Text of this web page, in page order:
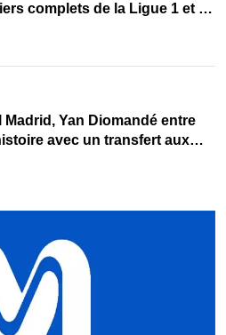
complets de la Ligue 1 et de
Madrid, Yan Diomandé entre
avec un transfert aux